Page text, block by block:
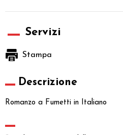
Servizi
Stampa
Descrizione
Romanzo a Fumetti in Italiano